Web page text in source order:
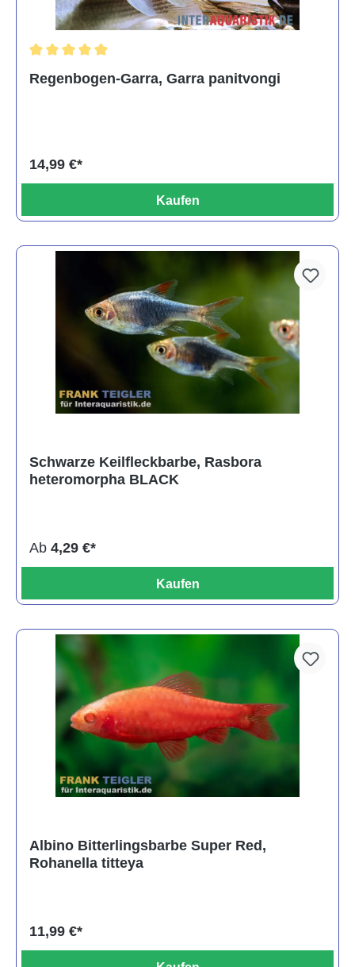
Regenbogen-Garra, Garra panitvongi
14,99 €*
Kaufen
Schwarze Keilfleckbarbe, Rasbora
heteromorpha BLACK
Ab 4,29 €*
Kaufen
Albino Bitterlingsbarbe Super Red,
Rohanella titteya
11,99 €*